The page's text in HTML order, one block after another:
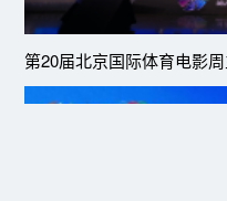
第20届北京国际体育电影